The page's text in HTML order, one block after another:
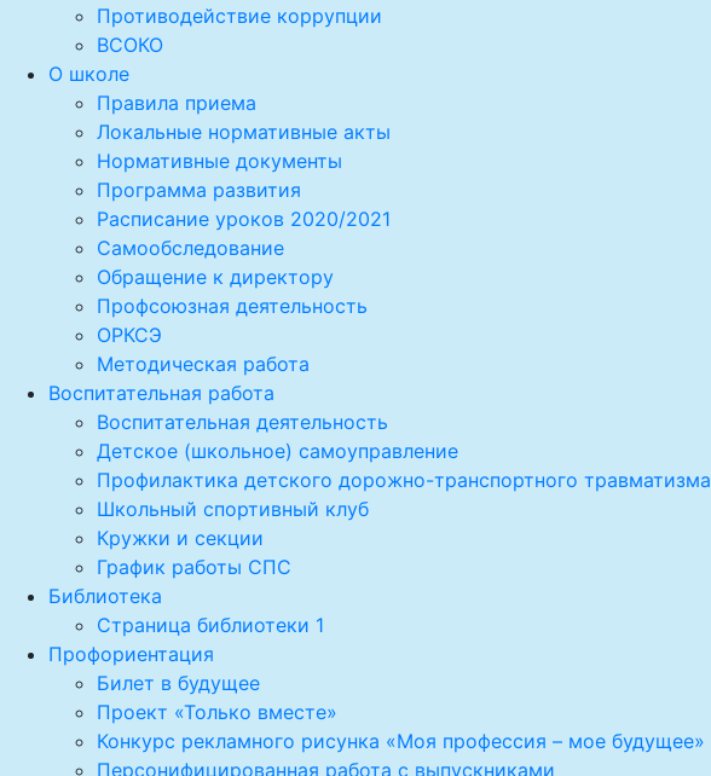
Противодействие коррупции
ВСОКО
О школе
Правила приема
Локальные нормативные акты
Нормативные документы
Программа развития
Расписание уроков 2020/2021
Самообследование
Обращение к директору
Профсоюзная деятельность
ОРКСЭ
Методическая работа
Воспитательная работа
Воспитательная деятельность
Детское (школьное) самоуправление
Профилактика детского дорожно-транспортного травматизма
Школьный спортивный клуб
Кружки и секции
График работы СПС
Библиотека
Страница библиотеки 1
Профориентация
Билет в будущее
Проект «Только вместе»
Конкурс рекламного рисунка «Моя профессия – мое будущее»
Персонифицированная работа с выпускниками